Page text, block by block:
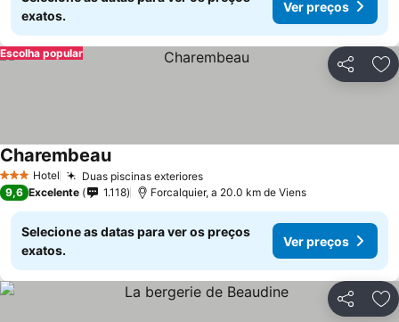
exatos.
Ver preços
Partilhar
Escolha popular
3 EstrelasHotel Duas piscinas exteriores
Charembeau
9,6 Excelente 1.118 Forcalquier, a 20.0 km de Viens
Selecione as datas para ver os preços
exatos.
Ver preços
Partilhar